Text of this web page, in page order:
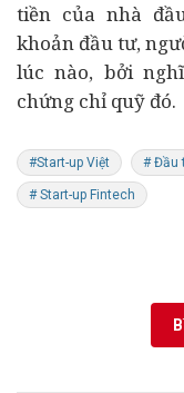
tiền của nhà
khoản đầu tư,
lúc nào, bởi
chứng chỉ quỹ đó.
#Start-up Việt # Đầu
# Start-up Fintech